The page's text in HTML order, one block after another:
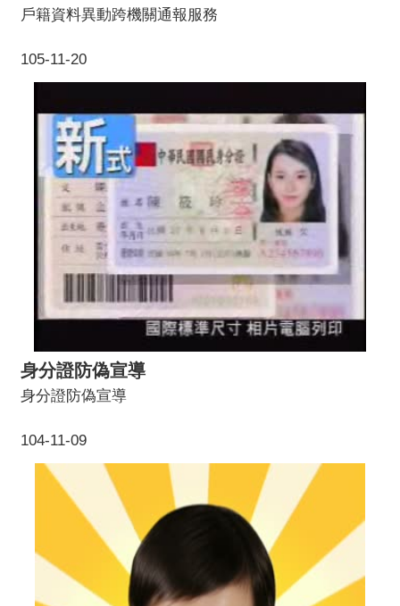
105-11-20
戶籍資料異動跨機關通報服務
身分證防偽宣導
104-11-09
身分證防偽宣導